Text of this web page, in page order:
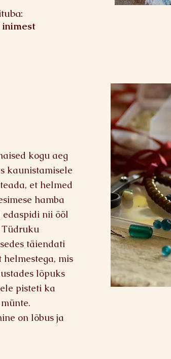
inimest
kogu aeg
kaunistamisele
et helmed
hamba
nii ööl
täiendati
mis
lõpuks
pisteti ka
on lõbus ja